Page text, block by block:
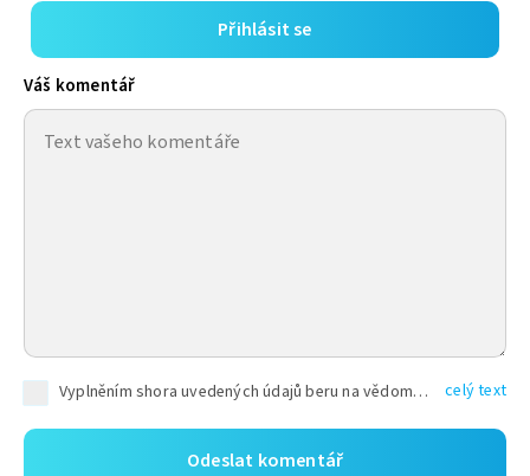
Přihlásit se
Váš komentář
Vyplněním shora uvedených údajů beru na vědomí, že společnost TEXT FACTORY s.r.o., sídlem Brno, Durďákova 336/29, Černá Pole, PSČ: 613 00, IČ: 06157831, zapsané u Krajského soudu v Brně, oddíl C, vložka 100399, bude zpracovávat mé osobní údaje uvedené v rámci mnou vyplněného registračního formuláře na základě oprávněných zájmů TEXT FACTORY s.r.o. dle čl. 6 odst. 1 písm. f) GDPR a pro splnění právních povinností (čl. 6 odst. 1 písm. c) GDPR), a to pro tyto účely: nezbytnost zajistit oprávnění návštěvníka webových stránek provozovaných společností TEXT FACTORY s.r.o. přispívat aktivně ke zveřejněným článkům nebo v rámci diskusních fór a výkon práv TEXT FACTORY s.r.o. jako administrátora těchto diskusních fór. Více informací o zpracování osobních údajů a právech lze nalézt v celý text